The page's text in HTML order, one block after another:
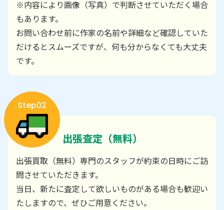
※内容により画像（写真）で判断させていただく場合
もあります。
お問い合わせ前に作家の名前や詳細など確認していた
だけるとスムーズですが、何も分からなくても大丈夫
です。
Step02
出張査定（無料）
出張買取（無料）専門のスタッフが約束の日時にご訪
問させていただきます。
当日、新たに査定して欲しいものがある場合も歓迎い
たしますので、ぜひご用意ください。